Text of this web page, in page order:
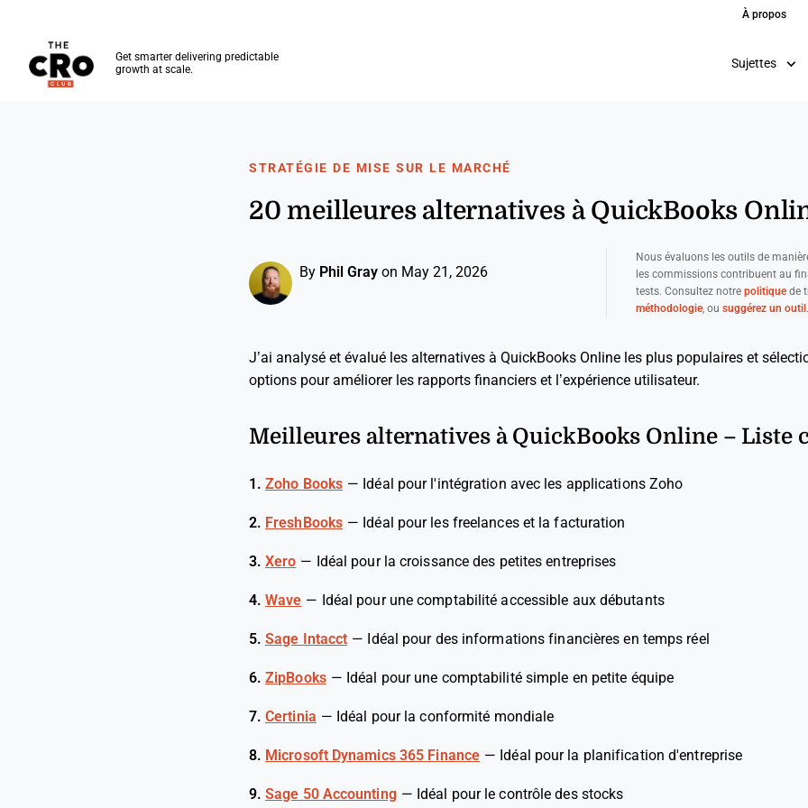
À propos
Get smarter delivering predictable
growth at scale.
Sujettes
STRATÉGIE DE MISE SUR LE MARCHÉ
20 meilleures alternatives à QuickBooks
By Phil Gray on May 21, 2026
Nous évaluons les outils de
les commissions contribuent au
tests. Consultez notre politiquede
méthodologie, ou suggérez un outil .
J’ai analysé et évalué les alternatives à QuickBooks Online les plus populaires et
options pour améliorer les rapports financiers et l’expérience utilisateur.
Meilleures alternatives à QuickBooks Online – Liste
1. Zoho Books — Idéal pour l'intégration avec les applications Zoho
2. FreshBooks — Idéal pour les freelances et la facturation
3. Xero — Idéal pour la croissance des petites entreprises
4. Wave — Idéal pour une comptabilité accessible aux débutants
5. Sage Intacct — Idéal pour des informations financières en temps réel
6. ZipBooks — Idéal pour une comptabilité simple en petite équipe
7. Certinia — Idéal pour la conformité mondiale
8. Microsoft Dynamics 365 Finance — Idéal pour la planification d'entreprise
9. Sage 50 Accounting — Idéal pour le contrôle des stocks